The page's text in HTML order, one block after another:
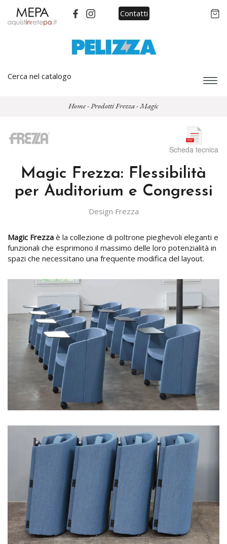
Contatti
Cerca nel catalogo
Home-Prodotti Frezza-Magic
Scheda tecnica
Magic Frezza: Flessibilità
per Auditorium e Congressi
Design Frezza
Magic Frezza è la collezione di poltrone pieghevoli eleganti e
funzionali che esprimono il massimo delle loro potenzialità in
spazi che necessitano una frequente modifica del layout.